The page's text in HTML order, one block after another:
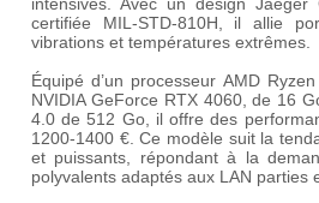
certifiée MIL-STD-810H, il allie
vibrations et températures extrêmes.
Équipé d’un processeur AMD
NVIDIA GeForce RTX 4060, de 16
4.0 de 512 Go, il offre des
1200-1400 €. Ce modèle suit la
et puissants, répondant à la
polyvalents adaptés aux LAN parties